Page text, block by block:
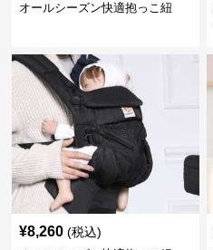
オールシーズン快適抱っこ紐
¥8,260 (税込)